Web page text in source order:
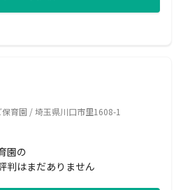
育園 / 埼玉県川口市里1608-1
園の
判はまだありません